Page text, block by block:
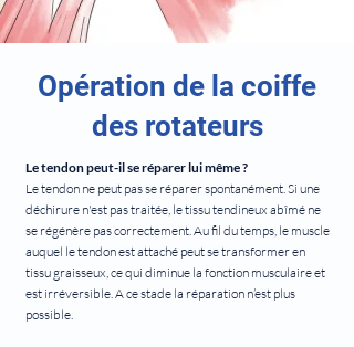
Opération de la coiffe
des rotateurs
Le tendon peut-il se réparer lui même ?
Le tendon ne peut pas se réparer spontanément. Si une
déchirure n'est pas traitée, le tissu tendineux abîmé ne
se régénère pas correctement. Au fil du temps, le muscle
auquel le tendon est attaché peut se transformer en
tissu graisseux, ce qui diminue la fonction musculaire et
est irréversible. A ce stade la réparation n’est plus
possible.